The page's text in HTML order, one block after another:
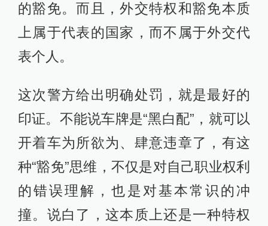
的豁免。而且，外交特权和豁免本质
上属于代表的国家，而不属于外交代
表个人。
这次警方给出明确处罚，就是最好的
印证。不能说车牌是“黑白配”，就可以
开着车为所欲为、肆意违章了，有这
种“豁免”思维，不仅是对自己职业权利
的错误理解，也是对基本常识的冲
撞。说白了，这本质上还是一种特权